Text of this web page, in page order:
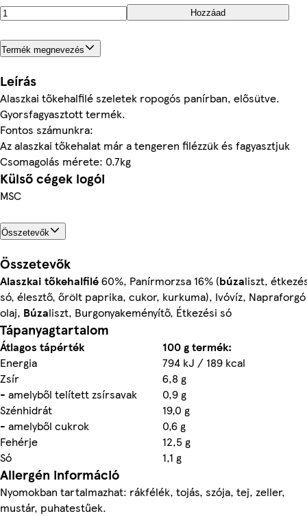
Hozzáad
Termék megnevezés
Leírás
Alaszkai tőkehalfilé szeletek ropogós panírban, elősütve.
Gyorsfagyasztott termék.
Fontos számunkra:
Az alaszkai tőkehalat már a tengeren filézzük és fagyasztjuk
Csomagolás mérete: 0.7kg
Külső cégek logói
MSC
Összetevők
Összetevők
Alaszkai tőkehalfilé60%, Panírmorzsa 16% (búzaliszt,
só, élesztő, őrölt paprika, cukor, kurkuma), Ivóvíz, Napraforgó
olaj, Búzaliszt, Burgonyakeményítő, Étkezési só
Tápanyagtartalom
Átlagos tápérték
100 g termék:
Energia
794 kJ / 189 kcal
Zsír
6,8 g
- amelyből telített zsírsavak
0,9 g
Szénhidrát
19,0 g
- amelyből cukrok
0,6 g
Fehérje
12,5 g
Só
1,1 g
Allergén információ
Nyomokban tartalmazhat: rákfélék, tojás, szója, tej, zeller,
mustár, puhatestűek.